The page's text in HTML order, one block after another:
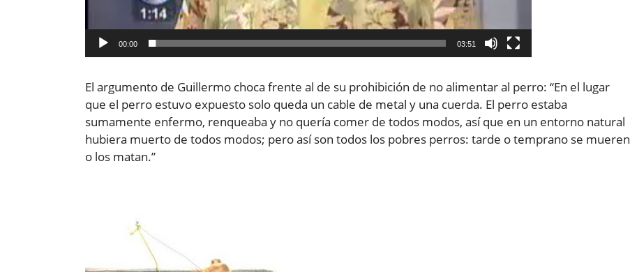
00:00 03:51
El argumento de Guillermo choca frente al de su prohibición de no alimentar al perro: “En el lugar
que el perro estuvo expuesto solo queda un cable de metal y una cuerda. El perro estaba
sumamente enfermo, renqueaba y no quería comer de todos modos, así que en un entorno natural
hubiera muerto de todos modos; pero así son todos los pobres perros: tarde o temprano se mueren
o los matan.”